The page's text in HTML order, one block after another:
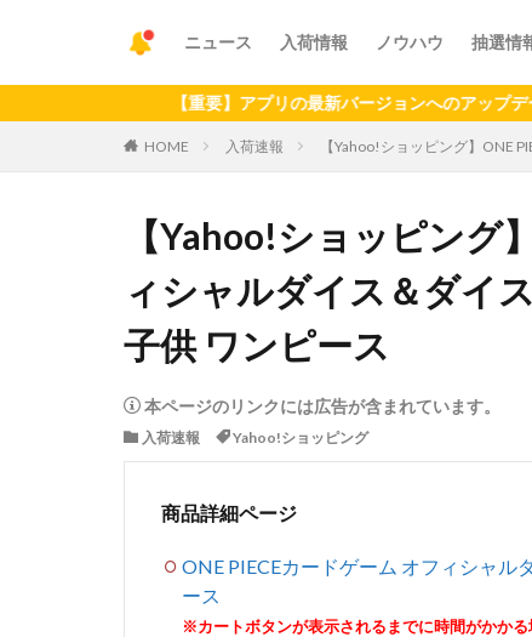
ニュース 入荷情報 ノウハウ 抽選情
【重要】アプリの最新バージョンへのアップデートをお
HOME 入荷速報 【Yahoo!ショッピング】ONE
【Yahoo!ショッピング
ィシャルダイス＆ダイ
子供 ワンピース
本ページのリンクには広告が含まれています。
入荷速報 Yahoo!ショッピング
商品詳細ページ
ONE PIECEカードゲーム オフィシャル
ース
※カートボタンが表示されるまでに時間がかかる